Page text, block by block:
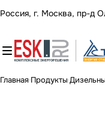
Россия, г. Москва, пр-д
Главная Продукты